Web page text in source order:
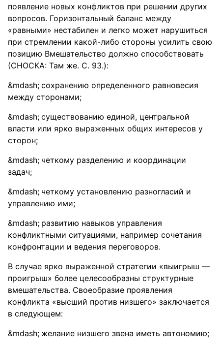
появление новых конфликтов при решении других
вопросов. Горизонтальный баланс между
«равными» нестабилен и легко может нарушиться
при стремлении какой-либо стороны усилить свою
позицию Вмешательство должно способствовать
(СНОСКА: Там же. С. 93.):
сохранению определенного равновесия
между сторонами;
существованию единой, центральной
власти или ярко выраженных общих интересов у
сторон;
четкому разделению и координации
задач;
четкому установлению разногласий и
управлению ими;
развитию навыков управления
конфликтными ситуациями, например сочетания
конфронтации и ведения переговоров.
В случае ярко выраженной стратегии «выигрыш —
проигрыш» более целесообразны структурные
вмешательства. Своеобразие проявления
конфликта «высший против низшего» заключается
в следующем:
желание низшего звена иметь автономию;